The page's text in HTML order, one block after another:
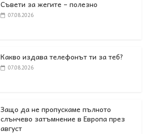
Съвети за жегите – полезно
07.08.2026
Какво издава телефонът ти за теб?
07.08.2026
Защо да не пропускаме пълното
слънчево затъмнение в Европа през
август